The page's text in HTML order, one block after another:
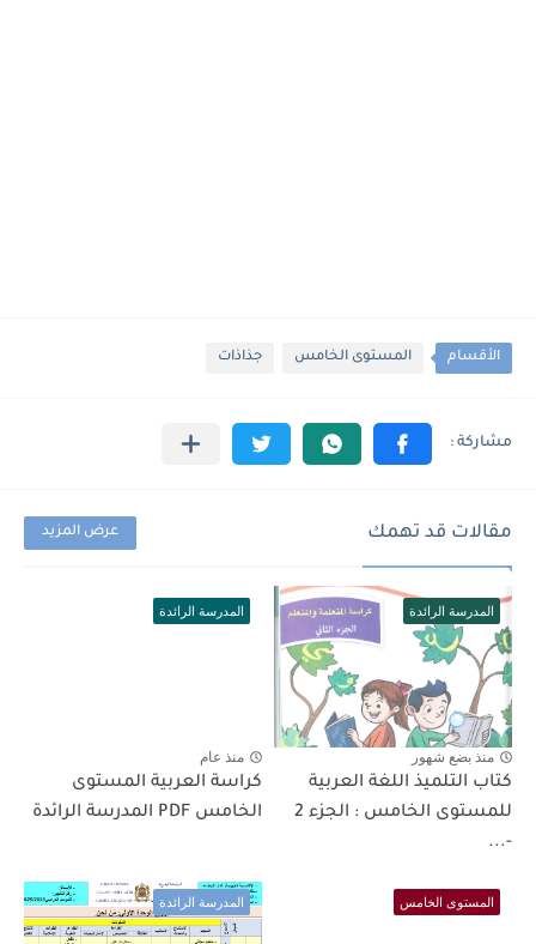
الأقسام المستوى الخامس جذاذات
مقالات قد تهمك عرض المزيد
المدرسة الرائدة
منذ بضع شهور
كتاب التلميذ اللغة العربية
للمستوى الخامس : الجزء 2
-...
المدرسة الرائدة
منذ عام
كراسة العربية المستوى
الخامس PDF المدرسة الرائدة
المستوى الخامس المدرسة الرائدة